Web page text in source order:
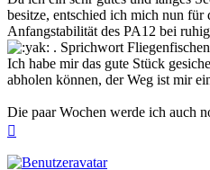
besitze, entschied ich mich nun
Anfangstabilität des PA12 bei
. Sprichwort
Ich habe mir das gute Stück
abholen können, der Weg ist mir
Die paar Wochen werde ich auch